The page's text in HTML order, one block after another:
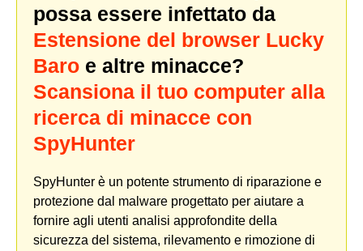
possa essere infettato da
Estensione del browser Lucky
Baro e altre minacce?
Scansiona il tuo computer alla
ricerca di minacce con
SpyHunter
SpyHunter è un potente strumento di riparazione e
protezione dal malware progettato per aiutare a
fornire agli utenti analisi approfondite della
sicurezza del sistema, rilevamento e rimozione di